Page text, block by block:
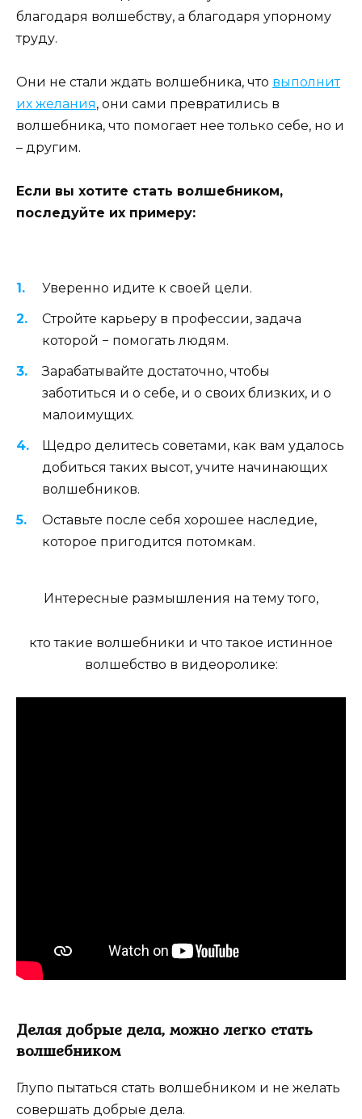
благодаря волшебству, а благодаря упорному
труду.
Они не стали ждать волшебника, что выполнит
их желания, они сами превратились в
волшебника, что помогает нее только себе, но и
– другим.
Если вы хотите стать волшебником,
последуйте их примеру:
Уверенно идите к своей цели.
Стройте карьеру в профессии, задача
которой − помогать людям.
Зарабатывайте достаточно, чтобы
заботиться и о себе, и о своих близких, и о
малоимущих.
Щедро делитесь советами, как вам удалось
добиться таких высот, учите начинающих
волшебников.
Оставьте после себя хорошее наследие,
которое пригодится потомкам.
Интересные размышления на тему того,
кто такие волшебники и что такое истинное
волшебство в видеоролике:
Делая добрые дела, можно легко стать
волшебником
Глупо пытаться стать волшебником и не желать
совершать добрые дела.